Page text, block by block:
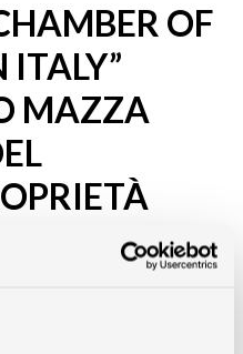
OF
ITALY”
MAZZA